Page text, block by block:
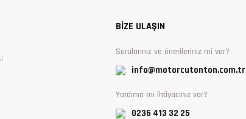
BİZE ULAŞIN
Sorularınız ve önerileriniz mi var?
info@motorcutonton.com.tr
Yardıma mı ihtiyacınız var?
0236 413 32 25